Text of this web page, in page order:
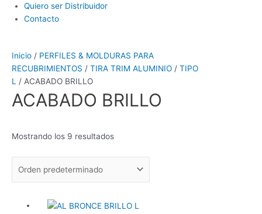
Quiero ser Distribuidor
Contacto
Inicio / PERFILES & MOLDURAS PARA
RECUBRIMIENTOS / TIRA TRIM ALUMINIO / TIPO
L
/ ACABADO BRILLO
ACABADO BRILLO
Mostrando los 9 resultados